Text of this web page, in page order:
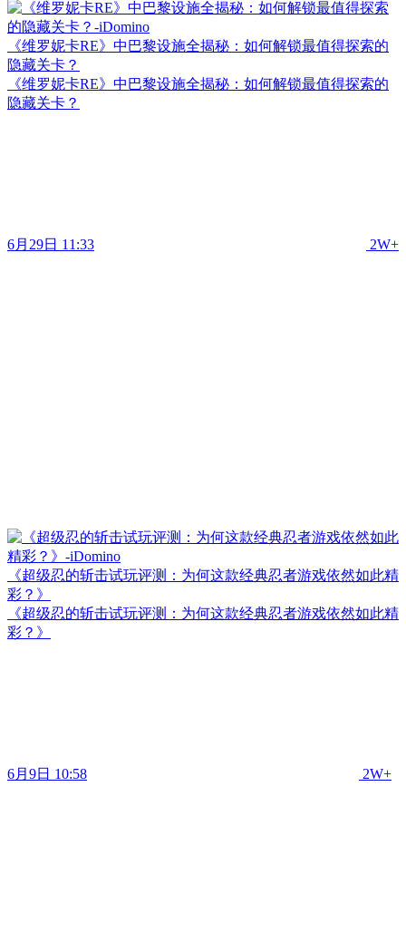
《维罗妮卡RE》中巴黎设施全揭秘：如何解锁最值得探索的
隐藏关卡？
《维罗妮卡RE》中巴黎设施全揭秘：如何解锁最值得探索的
隐藏关卡？
6月29日 11:33 2W+
《超级忍的斩击试玩评测：为何这款经典忍者游戏依然如此精
彩？》
《超级忍的斩击试玩评测：为何这款经典忍者游戏依然如此精
彩？》
6月9日 10:58 2W+